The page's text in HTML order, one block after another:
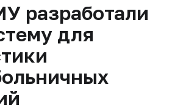
разработали
для